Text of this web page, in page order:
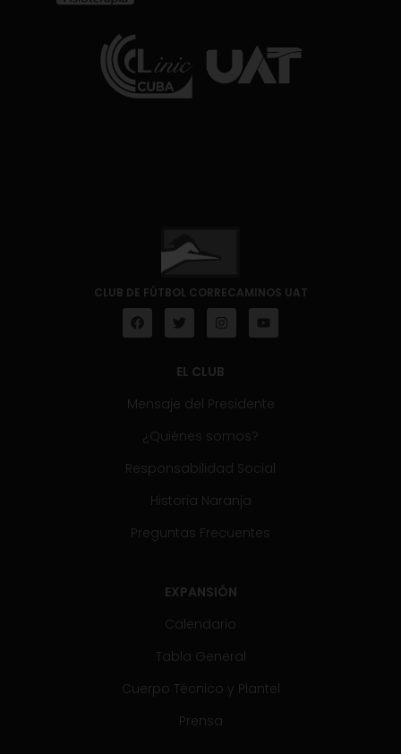
CLUB DE FÚTBOL CORRECAMINOS UAT
EL CLUB
Mensaje del Presidente
¿Quiénes somos?
Responsabilidad Social
Historia Naranja
Preguntas Frecuentes
EXPANSIÓN
Calendario
Tabla General
Cuerpo Técnico y Plantel
Prensa